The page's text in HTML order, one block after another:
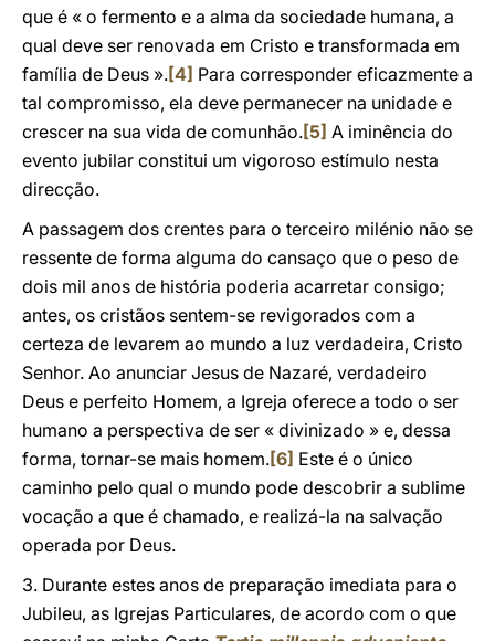
que é « o fermento e a alma da sociedade humana, a
qual deve ser renovada em Cristo e transformada em
família de Deus ».[4] Para corresponder eficazmente a
tal compromisso, ela deve permanecer na unidade e
crescer na sua vida de comunhão.[5] A iminência do
evento jubilar constitui um vigoroso estímulo nesta
direcção.
A passagem dos crentes para o terceiro milénio não se
ressente de forma alguma do cansaço que o peso de
dois mil anos de história poderia acarretar consigo;
antes, os cristãos sentem-se revigorados com a
certeza de levarem ao mundo a luz verdadeira, Cristo
Senhor. Ao anunciar Jesus de Nazaré, verdadeiro
Deus e perfeito Homem, a Igreja oferece a todo o ser
humano a perspectiva de ser « divinizado » e, dessa
forma, tornar-se mais homem.[6] Este é o único
caminho pelo qual o mundo pode descobrir a sublime
vocação a que é chamado, e realizá-la na salvação
operada por Deus.
3. Durante estes anos de preparação imediata para o
Jubileu, as Igrejas Particulares, de acordo com o que